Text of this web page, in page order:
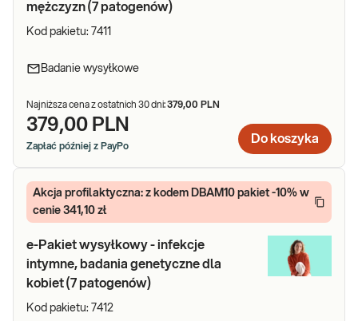
mężczyzn (7 patogenów)
Kod pakietu: 7411
Badanie wysyłkowe
Najniższa cena z ostatnich 30 dni:379,00 PLN
379,00 PLN
Zapłać później z PayPo
Do koszyka
Akcja profilaktyczna: z kodem DBAM10 pakiet -10% w
cenie 341,10 zł
e-Pakiet wysyłkowy - infekcje
intymne, badania genetyczne dla
kobiet (7 patogenów)
Kod pakietu: 7412